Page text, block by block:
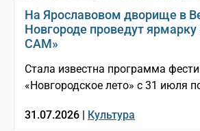
На Ярославовом дворище в
Новгороде проведут ярмарку
САМ»
Стала известна программа
«Новгородское лето» с 31 июля
31.07.2026 | Культура